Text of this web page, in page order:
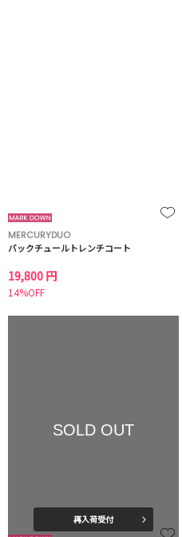
MERCURYDUO
バックチュールトレンチコート
19,800 円
14%OFF
SOLD OUT
再入荷受付